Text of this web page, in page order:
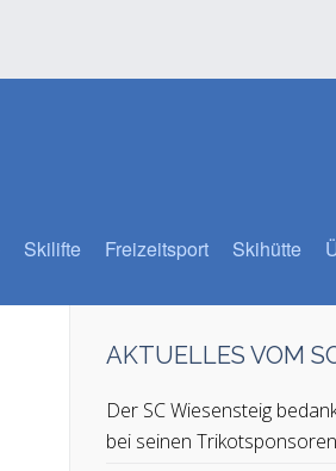
Skilifte Freizeitsport Skihütte
AKTUELLES VOM
Der SC Wiesensteig
bei seinen Trikotsponsoren